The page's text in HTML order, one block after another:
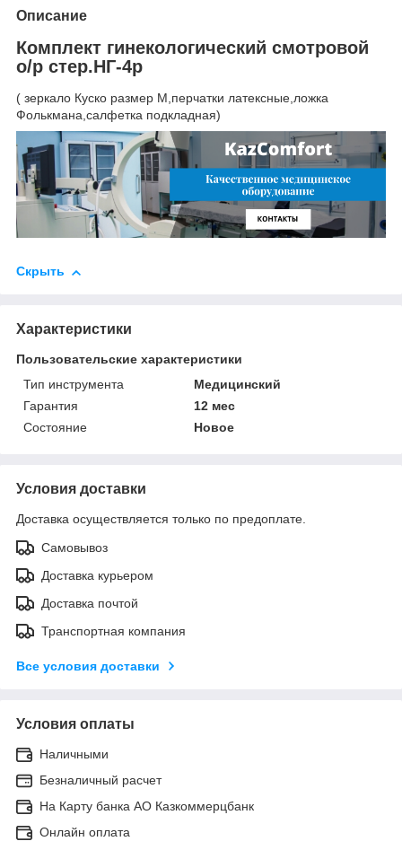
Описание
Комплект гинекологический смотровой
о/р стер.НГ-4р
( зеркало Куско размер M,перчатки латексные,ложка
Фолькмана,салфетка подкладная)
Скрыть
Характеристики
Пользовательские характеристики
Тип инструмента
Медицинский
Гарантия
12 мес
Состояние
Новое
Условия доставки
Доставка осуществляется только по предоплате.
Самовывоз
Доставка курьером
Доставка почтой
Транспортная компания
Все условия доставки
Условия оплаты
Наличными
Безналичный расчет
На Карту банка АО Казкоммерцбанк
Онлайн оплата